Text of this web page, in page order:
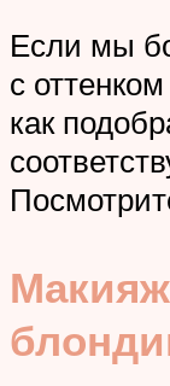
Если мы
с
как